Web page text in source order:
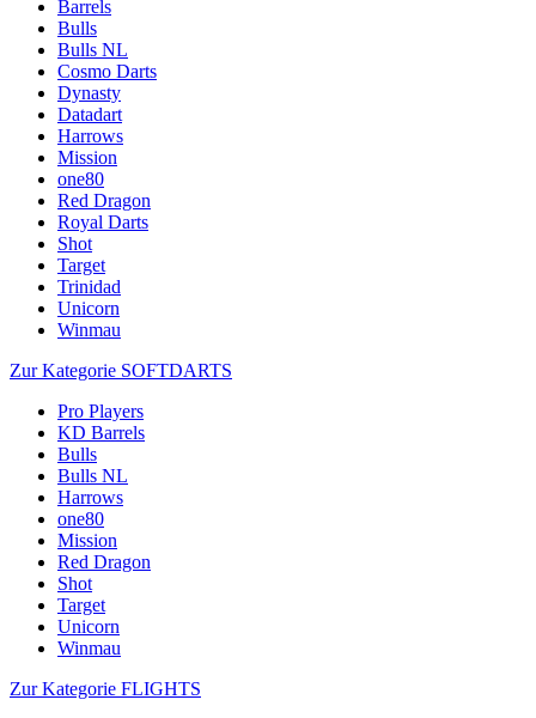
Barrels
Bulls
Bulls NL
Cosmo Darts
Dynasty
Datadart
Harrows
Mission
one80
Red Dragon
Royal Darts
Shot
Target
Trinidad
Unicorn
Winmau
Zur Kategorie SOFTDARTS
Pro Players
KD Barrels
Bulls
Bulls NL
Harrows
one80
Mission
Red Dragon
Shot
Target
Unicorn
Winmau
Zur Kategorie FLIGHTS